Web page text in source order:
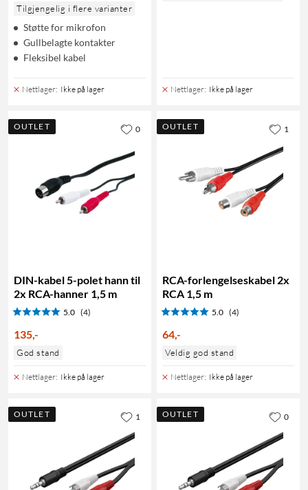
Tilgjengelig i flere varianter
Støtte for mikrofon
Gullbelagte kontakter
Fleksibel kabel
Nettlager: Ikke på lager Nettlager: Ikke på lager
OUTLET
DIN-kabel 5-polet hann til
2x RCA-hanner 1,5 m
5.0 (4)
135,-
God stand
Nettlager: Ikke på lager
0 OUTLET
RCA-forlengelseskabel 2x
RCA 1,5 m
5.0 (4)
64,-
Veldig god stand
Nettlager: Ikke på lager
1
OUTLET 1 OUTLET 0